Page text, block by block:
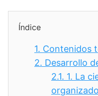
Índice
1. Contenidos
2. Desarrollo
2.1. 1. La